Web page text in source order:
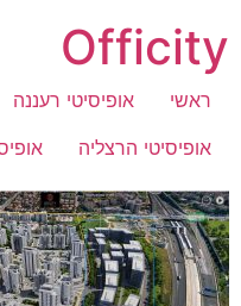
לתוכן
Officity
ראשי אופיסיטי רעננה
אופיסיטי הרצליה